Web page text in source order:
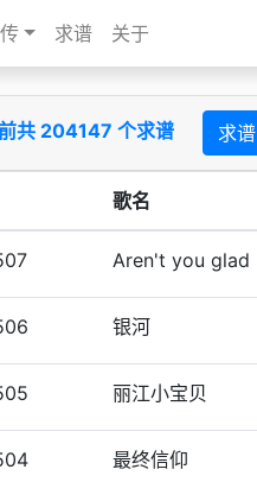
求谱 关于
共 204147 个求谱 求谱
歌名
Aren't you glad
银河
丽江小宝贝
最终信仰